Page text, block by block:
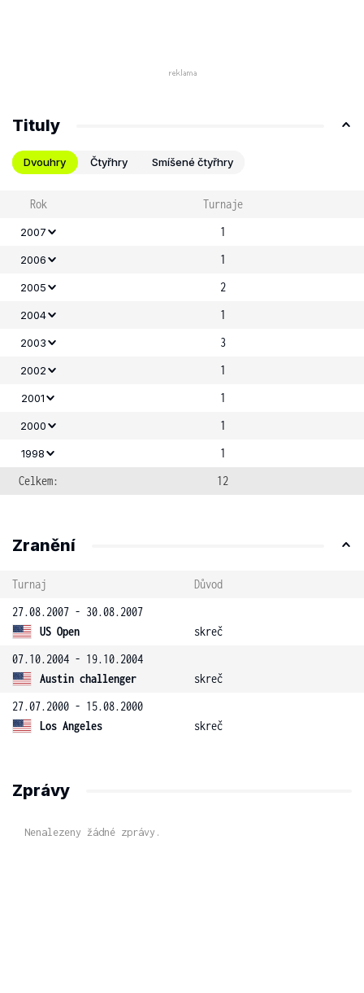
Tituly
Dvouhry Čtyřhry Smíšené čtyřhry
Rok Turnaje
2007 1
2006 1
2005 2
2004 1
2003 3
2002 1
2001 1
2000 1
1998
1
Celkem:
12
Zranění
Turnaj
Důvod
27.08.2007 - 30.08.2007
US Open
skreč
07.10.2004 - 19.10.2004
Austin challenger
skreč
27.07.2000 - 15.08.2000
Los Angeles
skreč
Zprávy
Nenalezeny žádné zprávy.